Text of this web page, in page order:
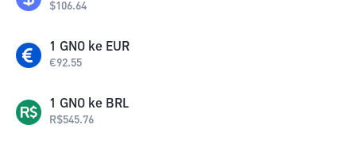
$106.64
1 GNO ke EUR
€92.55
1 GNO ke BRL
R$545.76